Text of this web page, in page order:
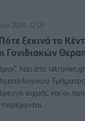
2024, 12:00
ξεκινά το
Γονιδιακών
λέει στο
Τμήματος
αιχμής και οι